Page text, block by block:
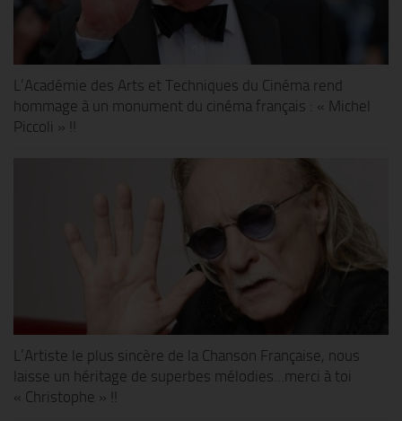
L’Académie des Arts et Techniques du Cinéma rend
hommage à un monument du cinéma français : « Michel
Piccoli » !!
L’Artiste le plus sincère de la Chanson Française, nous
laisse un héritage de superbes mélodies…merci à toi
« Christophe » !!